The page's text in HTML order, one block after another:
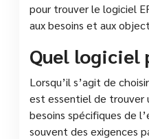
pour trouver le logiciel
aux besoins et aux
Quel logiciel
Lorsqu’il s’agit de
est essentiel de trouver
besoins spécifiques de
souvent des exigences